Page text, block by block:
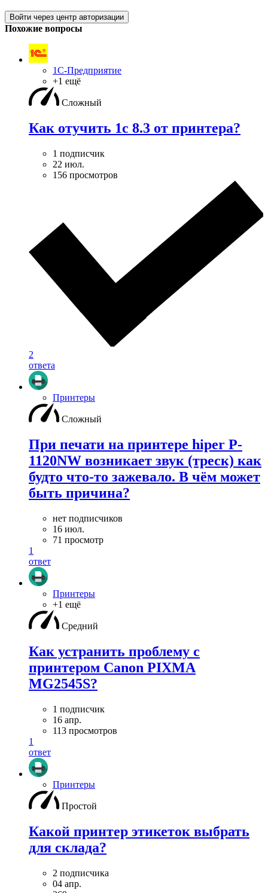
Войти через центр авторизации
Похожие вопросы
1С-Предприятие
+1 ещё
Сложный
Как отучить 1с 8.3 от принтера?
1 подписчик
22 июл.
156 просмотров
2
ответа
Принтеры
Сложный
При печати на принтере hiper P-
1120NW возникает звук (треск) как
будто что-то зажевало. В чём может
быть причина?
нет подписчиков
16 июл.
71 просмотр
1
ответ
Принтеры
+1 ещё
Средний
Как устранить проблему с
принтером Canon PIXMA
MG2545S?
1 подписчик
16 апр.
113 просмотров
1
ответ
Принтеры
Простой
Какой принтер этикеток выбрать
для склада?
2 подписчика
04 апр.